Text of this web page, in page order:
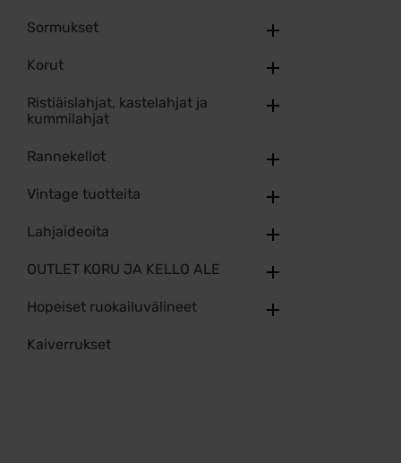
Sormukset
Korut
Ristiäislahjat, kastelahjat ja
kummilahjat
Rannekellot
Vintage tuotteita
Lahjaideoita
OUTLET KORU JA KELLO ALE
Hopeiset ruokailuvälineet
Kaiverrukset